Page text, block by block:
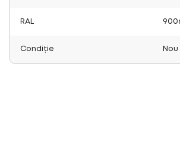
RAL
Condiție Nou